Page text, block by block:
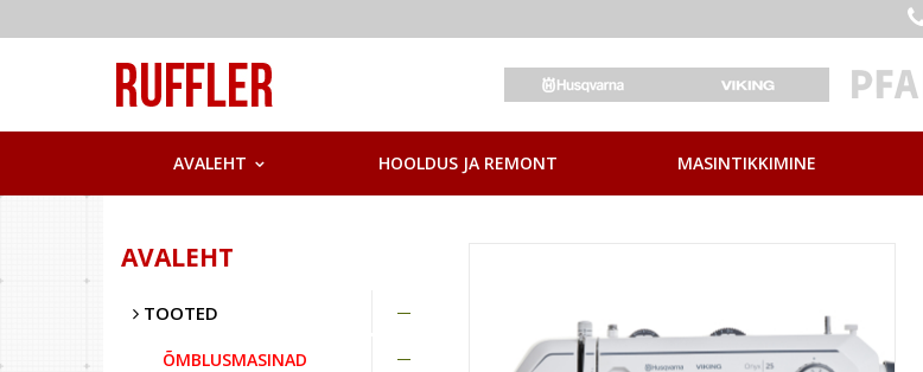
AVALEHT HOOLDUS JA REMONT MASINTIKKIMINE
AVALEHT
TOOTED
ÕMBLUSMASINAD